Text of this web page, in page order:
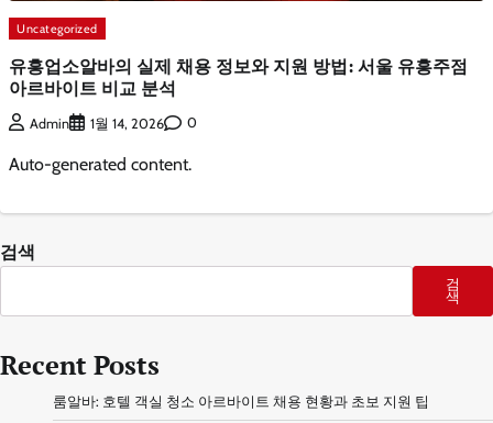
Uncategorized
유흥업소알바의 실제 채용 정보와 지원 방법: 서울 유흥주점
아르바이트 비교 분석
Admin 1월 14, 2026 0
Auto-generated content.
검색
검
색
Recent Posts
룸알바: 호텔 객실 청소 아르바이트 채용 현황과 초보 지원 팁